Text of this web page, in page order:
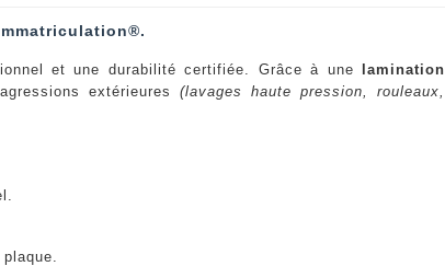
et une durabilité certifiée. Grâce à une
lamination
extérieures(lavages haute pression, rouleaux,